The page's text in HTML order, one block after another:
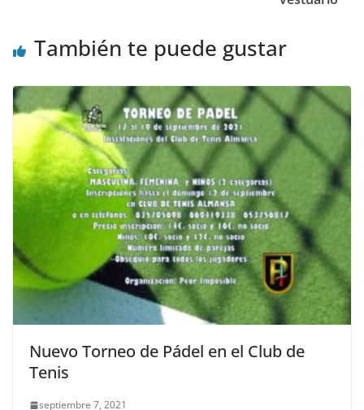
También te puede gustar
Nuevo Torneo de Pádel en el Club de
Tenis
septiembre 7, 2021